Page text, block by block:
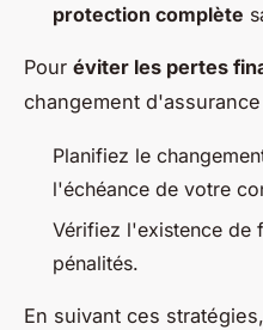
protection complète
Pour éviter les pertes
changement
Planifiez le
l'échéance de votre
Vérifiez l'existence de
pénalités.
En suivant ces